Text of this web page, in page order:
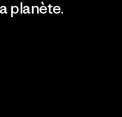
planète.